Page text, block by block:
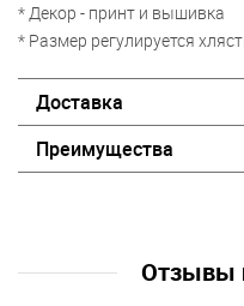
* Декор - принт и вышивка
* Размер регулируется
Доставка
Преимущества
Отзывы